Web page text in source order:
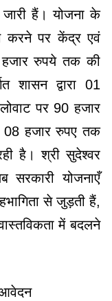
हैं। योजना के
करने पर केंद्र एवं
हजार रुपये तक की
शासन द्वारा 01
पर 90 हजार
08 हजार रुपए तक
है। श्री सुदेश्वर
सरकारी योजनाएँ
से जुड़ती हैं,
में बदलने